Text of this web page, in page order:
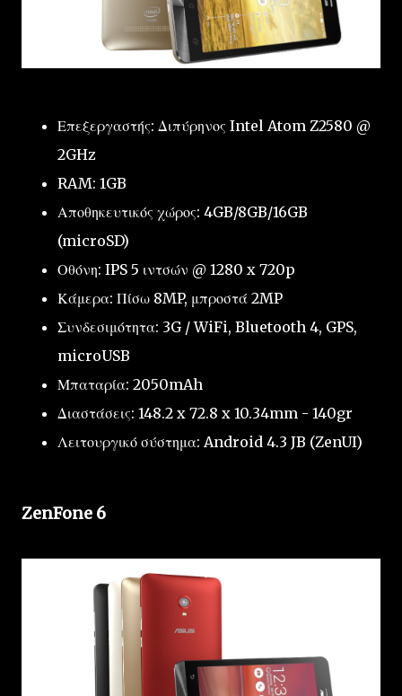
Επεξεργαστής: Διπύρηνος Intel Atom Z2580 @
2GHz
RAM: 1GB
Αποθηκευτικός χώρος: 4GB/8GB/16GB
(microSD)
Οθόνη: IPS 5 ιντσών @ 1280 x 720p
Κάμερα: Πίσω 8MP, μπροστά 2MP
Συνδεσιμότητα: 3G / WiFi, Bluetooth 4, GPS,
microUSB
Μπαταρία: 2050mAh
Διαστάσεις: 148.2 x 72.8 x 10.34mm - 140gr
Λειτουργικό σύστημα: Android 4.3 JB (ZenUI)
ZenFone 6